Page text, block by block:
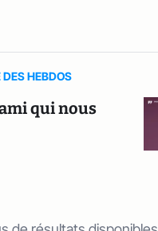
DES HEBDOS
qui nous